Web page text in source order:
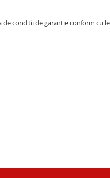
conditii de garantie conform cu